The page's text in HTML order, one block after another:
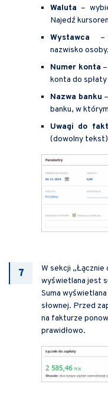
Waluta –
Najedź
Wystawca –
nazwisko
Numer konta
konta do
Nazwa banku
banku, w
Uwagi do
(dowolny
W sekcji „Łącznie
wyświetlana jest
Suma
słownej. Przed
na fakturze
prawidłowo.